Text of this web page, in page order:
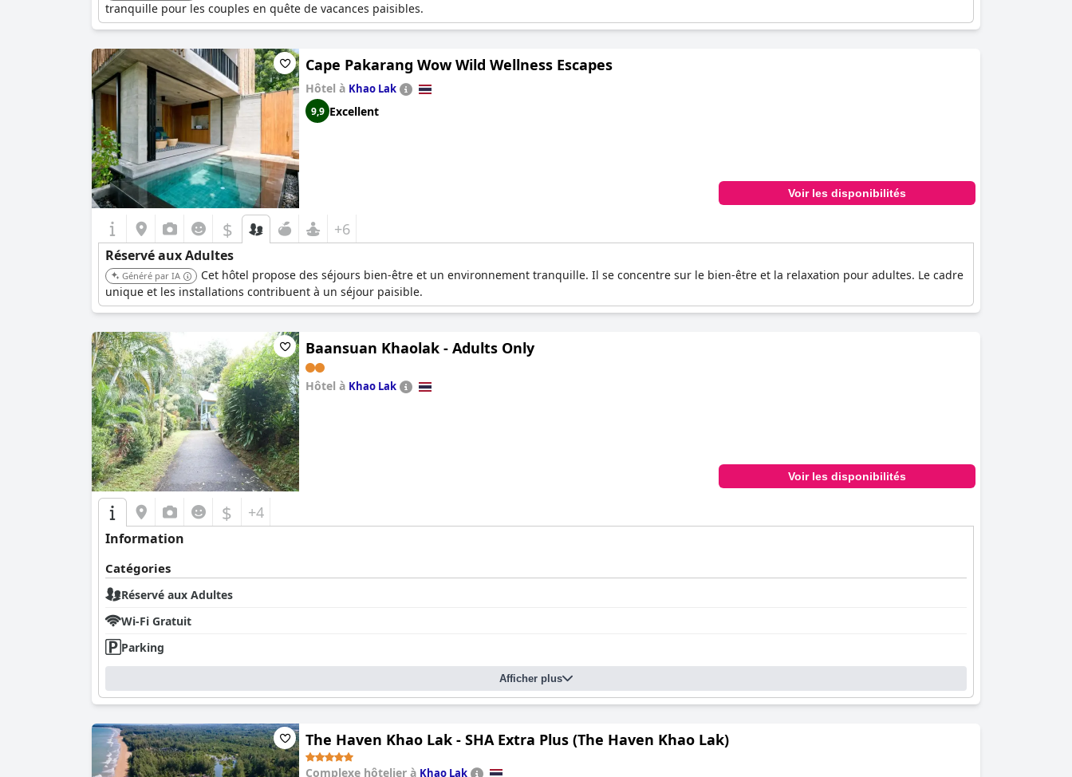
tranquille pour les couples en quête de vacances paisibles.
Cape Pakarang Wow Wild Wellness Escapes
Hôtel à Khao Lak
9,9 Excellent
Voir les disponibilités
$ +6
Réservé aux Adultes
Généré par IA
Cet hôtel propose des séjours bien-être et un environnement tranquille. Il se concentre sur le bien-être et la relaxation pour adultes. Le cadre
unique et les installations contribuent à un séjour paisible.
Baansuan Khaolak - Adults Only
Hôtel à Khao Lak
Voir les disponibilités
$ +4
Information
Catégories
Réservé aux Adultes
Wi-Fi Gratuit
Parking
Afficher plus
The Haven Khao Lak - SHA Extra Plus (The Haven Khao Lak)
Complexe hôtelier à Khao Lak